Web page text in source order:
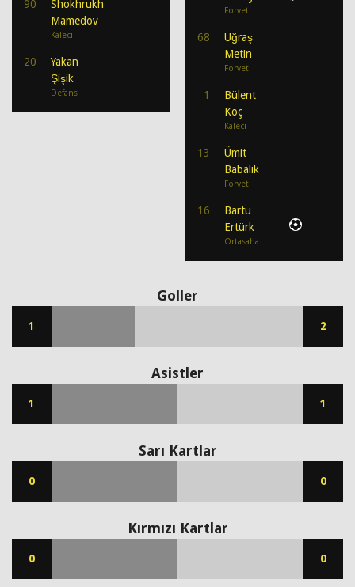
90
Shokhrukh
Mamedov
Kaleci
20
Yakan
Şişik
Defans
Forvet
68
Uğraş
Metin
Forvet
1
Bülent
Koç
Kaleci
13
Ümit
Babalık
Forvet
16
Bartu
Ertürk
Ortasaha
Goller
1 2
Asistler
1 1
Sarı Kartlar
0 0
Kırmızı Kartlar
0 0